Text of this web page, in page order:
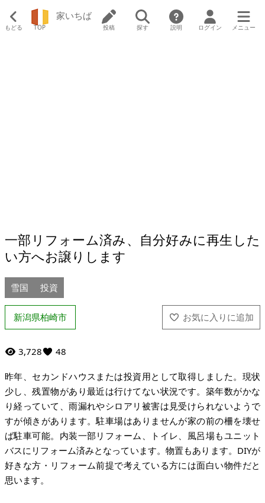
もどる TOP
家いちば
投稿 探す 説明 ログイン メニュー
一部リフォーム済み、自分好みに再生した
い方へお譲りします
雪国 投資
新潟県柏崎市
3,728 48
昨年、セカンドハウスまたは投資用として取得しました。現状
少し、残置物があり最近は行けてない状況です。築年数がかな
り経っていて、雨漏れやシロアリ被害は見受けられないようで
すが傾きがあります。駐車場はありませんが家の前の柵を壊せ
ば駐車可能。内装一部リフォーム、トイレ、風呂場もユニット
バスにリフォーム済みとなっています。物置もあります。DIYが
好きな方・リフォーム前提で考えている方には面白い物件だと
思います。